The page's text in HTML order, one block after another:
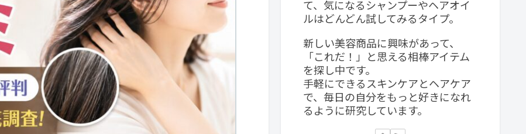
て、気になるシャンプーやヘアオイ
ルはどんどん試してみるタイプ。
新しい美容商品に興味があって、
「これだ！」と思える相棒アイテム
を探し中です。
手軽にできるスキンケアとヘアケア
で、毎日の自分をもっと好きになれ
るように研究しています。